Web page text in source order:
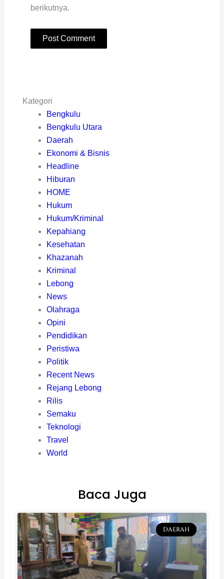
berikutnya.
Kategori
Bengkulu
Bengkulu Utara
Daerah
Ekonomi & Bisnis
Headline
Hiburan
HOME
Hukum
Hukum/Kriminal
Kepahiang
Kesehatan
Khazanah
Kriminal
Lebong
News
Olahraga
Opini
Pendidikan
Peristiwa
Politik
Recent News
Rejang Lebong
Rilis
Semaku
Teknologi
Travel
World
Baca Juga
DAERAH